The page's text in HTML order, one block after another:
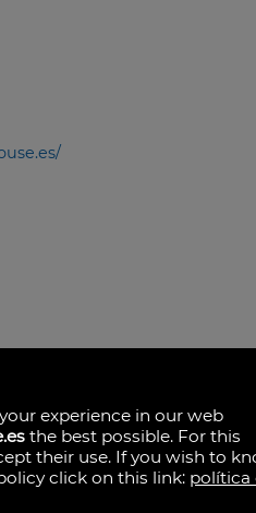
experience in our web
the best possible. For this
their use. If you wish to
click on this link: política